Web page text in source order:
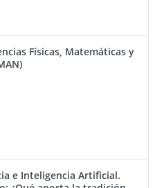
Físicas, Matemáticas y
e Inteligencia Artificial.